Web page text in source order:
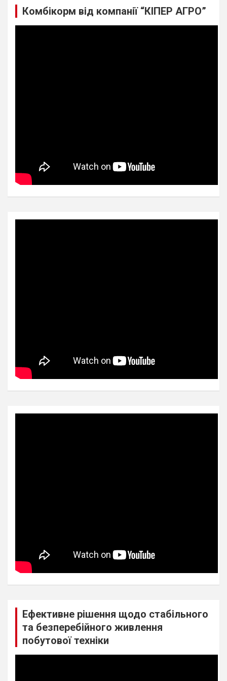
Комбікорм від компанії “КІПЕР АГРО”
Ефективне рішення щодо стабільного
та безперебійного живлення
побутової техніки